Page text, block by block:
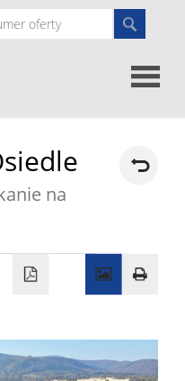
nas
Zgłoś
na